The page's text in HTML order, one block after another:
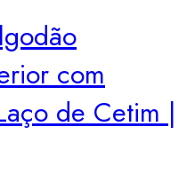
com
de Cetim |